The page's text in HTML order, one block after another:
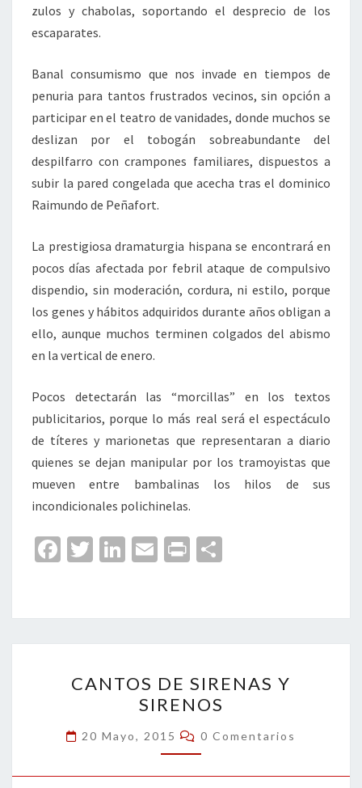
zulos y chabolas, soportando el desprecio de los
escaparates.
Banal consumismo que nos invade en tiempos de
penuria para tantos frustrados vecinos, sin opción a
participar en el teatro de vanidades, donde muchos se
deslizan por el tobogán sobreabundante del
despilfarro con crampones familiares, dispuestos a
subir la pared congelada que acecha tras el dominico
Raimundo de Peñafort.
La prestigiosa dramaturgia hispana se encontrará en
pocos días afectada por febril ataque de compulsivo
dispendio, sin moderación, cordura, ni estilo, porque
los genes y hábitos adquiridos durante años obligan a
ello, aunque muchos terminen colgados del abismo
en la vertical de enero.
Pocos detectarán las “morcillas” en los textos
publicitarios, porque lo más real será el espectáculo
de títeres y marionetas que representaran a diario
quienes se dejan manipular por los tramoyistas que
mueven entre bambalinas los hilos de sus
incondicionales polichinelas.
Fa
o
o
k
T
er
Li
dI
n
E
l
Pr
p
ar
tir
DE
SIRENAS
Y
SIRENOS
CANTOS DE SIRENAS Y
SIRENOS
20 Mayo, 2015 Comentarios
0 Comentarios